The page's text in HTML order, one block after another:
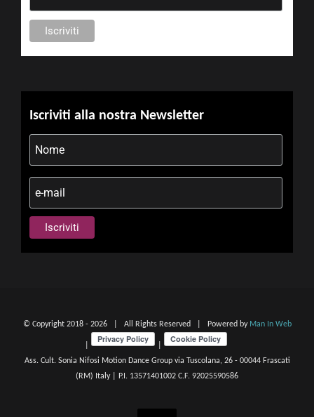
Iscriviti alla nostra Newsletter
© Copyright 2018 - 2026 | All Rights Reserved | Powered by Man In Web
Ass. Cult. Sonia Nifosi Motion Dance Group via Tuscolana, 26 - 00044 Frascati
(RM) Italy | P.I. 13571401002 C.F. 92025590586